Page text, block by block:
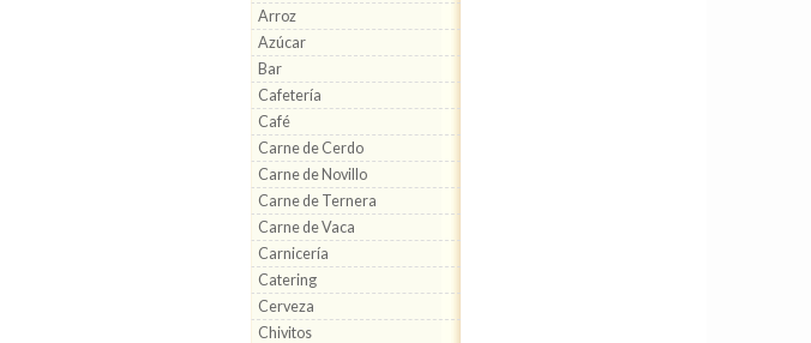
Arroz
Azúcar
Bar
Cafetería
Café
Carne de Cerdo
Carne de Novillo
Carne de Ternera
Carne de Vaca
Carnicería
Catering
Cerveza
Chivitos